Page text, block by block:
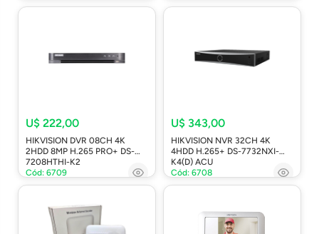
U$ 222,00
HIKVISION DVR 08CH 4K
2HDD 8MP H.265 PRO+ DS-
7208HTHI-K2
Cód: 6709
U$ 343,00
HIKVISION NVR 32CH 4K
4HDD H.265+ DS-7732NXI-
K4(D) ACU
Cód: 6708